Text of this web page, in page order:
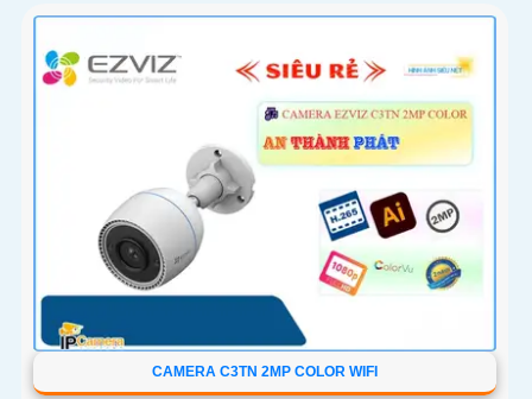
CAMERA C3TN 2MP COLOR WIFI